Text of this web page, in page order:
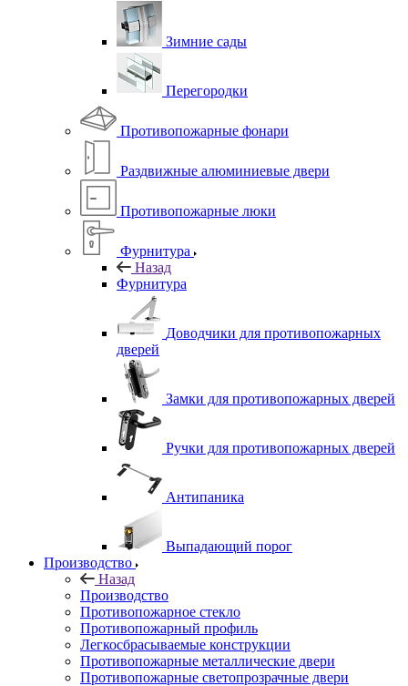
Зимние сады
Перегородки
Противопожарные фонари
Раздвижные алюминиевые двери
Противопожарные люки
Фурнитура
Назад
Фурнитура
Доводчики для противопожарных
дверей
Замки для противопожарных дверей
Ручки для противопожарных дверей
Антипаника
Выпадающий порог
Производство
Назад
Производство
Противопожарное стекло
Противопожарный профиль
Легкосбрасываемые конструкции
Противопожарные металлические двери
Противопожарные светопрозрачные двери